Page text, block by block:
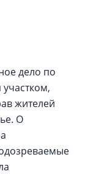
дело по
жителей
О
мнением с NSP
Калинина,
Александр
Александр
Кудинов и др.